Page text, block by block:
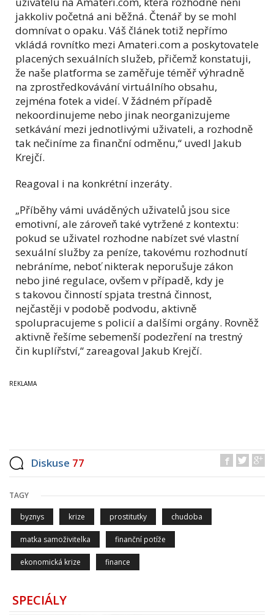
jakkoliv početná ani běžná. Čtenář by se mohl
domnívat o opaku. Váš článek totiž nepřímo
vkládá rovnítko mezi Amateri.com a poskytovatele
placených sexuálních služeb, přičemž konstatuji,
že naše platforma se zaměřuje téměř výhradně
na zprostředkovávání virtuálního obsahu,
zejména fotek a videí. V žádném případě
nekoordinujeme nebo jinak neorganizujeme
setkávání mezi jednotlivými uživateli, a rozhodně
tak nečiníme za finanční odměnu,“ uvedl Jakub
Krejčí.
Reagoval i na konkrétní inzeráty.
„Příběhy vámi uváděných uživatelů jsou sice
emotivní, ale zároveň také vytržené z kontextu:
pokud se uživatel rozhodne nabízet své vlastní
sexuální služby za peníze, takovému rozhodnutí
nebráníme, neboť nikterak neporušuje zákon
nebo jiné regulace, ovšem v případě, kdy je
s takovou činností spjata trestná činnost,
nejčastěji v podobě podvodu, aktivně
spolupracujeme s policií a dalšími orgány. Rovněž
aktivně řešíme sebemenší podezření na trestný
čin kuplířství,“ zareagoval Jakub Krejčí.
Diskuse 77
TAGY
byznys krize prostitutky chudoba
matka samoživitelka finanční potíže
ekonomická krize finance
SPECIÁLY